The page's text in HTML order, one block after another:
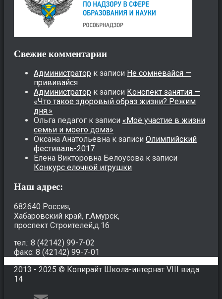
Свежие комментарии
Администратор к записи Не сомневайся —
прививайся
Администратор к записи Конспект занятия —
«Что такое здоровый образ жизни? Режим
дня.»
Ольга педагог к записи «Моё участие в жизни
семьи и моего дома»
Оксана Анатольевна к записи Олимпийский
фестиваль-2017
Елена Викторовна Белоусова к записи
Конкурс елочной игрушки
Наш адрес:
682640 Россия,
Хабаровский край, г.Амурск,
проспект Строителей,д.16
тел.: 8 (42142) 99-7-02
факс: 8 (42142) 99-7-01
2013 - 2025 © Копирайт Школа-интернат VIII вида
14